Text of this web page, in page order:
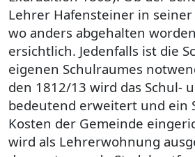
Lehrer Hafensteiner in
wo anders abgehalten
ersichtlich. Jedenfalls ist die
eigenen Schulraumes
den 1812/13 wird das Schul-
bedeutend erweitert und ein
Kosten der Gemeinde
wird als Lehrerwohnung